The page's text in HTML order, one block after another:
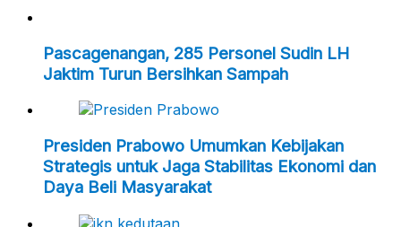
Pascagenangan, 285 Personel Sudin LH
Jaktim Turun Bersihkan Sampah
Presiden Prabowo Umumkan Kebijakan
Strategis untuk Jaga Stabilitas Ekonomi dan
Daya Beli Masyarakat